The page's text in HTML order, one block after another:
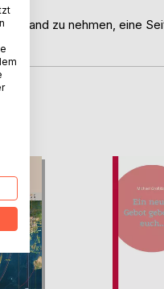
Hand zu nehmen, eine